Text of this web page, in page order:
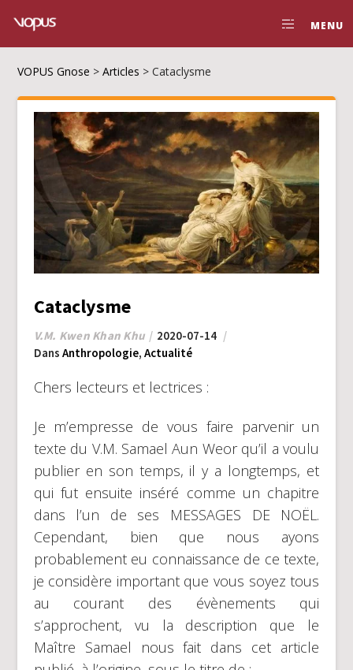
MENU
VOPUS Gnose >Articles >Cataclysme
Cataclysme
V.M. Kwen Khan Khu
2020-07-14
Dans Anthropologie, Actualité
Chers lecteurs et lectrices :
Je m’empresse de vous faire parvenir un
texte du V.M. Samael Aun Weor qu’il a voulu
publier en son temps, il y a longtemps, et
qui fut ensuite inséré comme un chapitre
dans l’un de ses MESSAGES DE NOËL.
Cependant, bien que nous ayons
probablement eu connaissance de ce texte,
je considère important que vous soyez tous
au courant des évènements qui
s’approchent, vu la description que le
Maître Samael nous fait dans cet article